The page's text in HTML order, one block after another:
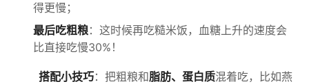
得更慢；
最后吃粗粮：这时候再吃糙米饭，血糖上升的速度会
比直接吃慢30%！
搭配小技巧：把粗粮和脂肪、蛋白质混着吃，比如燕